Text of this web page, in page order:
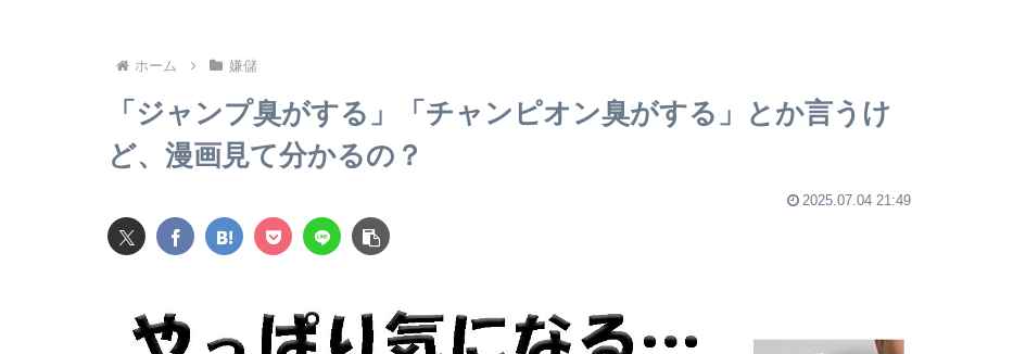
ホーム 嫌儲
「ジャンプ臭がする」「チャンピオン臭がする」とか言うけ
ど、漫画見て分かるの？
2025.07.04 21:49